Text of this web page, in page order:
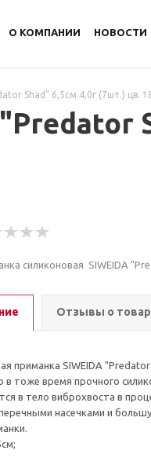
О КОМПАНИИ НОВОСТИ
Shad" 6,5см 4,0г (7шт.) цв.
силиконовая SIWEIDA
Отзывы о
приманка SIWEIDA
в тоже время прочного
в тело виброхвоста в
насечками и